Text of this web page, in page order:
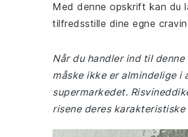
Med denne opskrift kan du
tilfredsstille dine egne
Når du handler ind til
måske ikke er almindelige i
supermarkedet.
risene deres karakteristiske